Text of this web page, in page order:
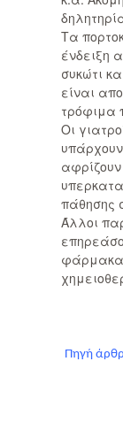
Τα
ένδειξη
συκώτι
είναι
τρόφιμα
Οι
πάθησης
Άλλοι
Πηγή